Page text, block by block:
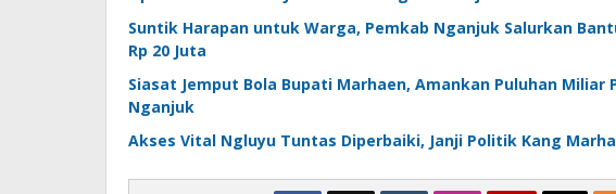
Suntik Harapan untuk Warga, Pemkab Nganjuk Salurkan
Rp 20 Juta
Siasat Jemput Bola Bupati Marhaen, Amankan Puluhan Miliar
Nganjuk
Akses Vital Ngluyu Tuntas Diperbaiki, Janji Politik Kang